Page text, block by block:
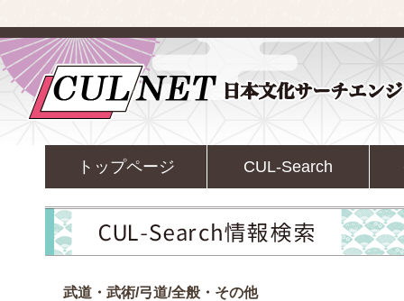
トップページ CUL-Search
武道・武術/弓道/全般・その他